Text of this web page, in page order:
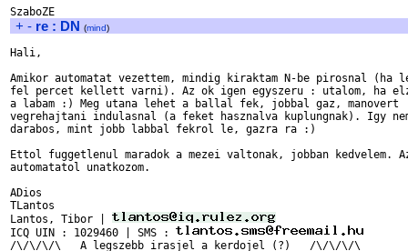
+ - re : DN (mind)
Hali,
Amikor automatat vezettem, mindig kiraktam N-be pirosnal (ha
fel percet kellett varni). Az ok igen egyszeru : utalom, ha
a labam :) Meg utana lehet a ballal fek, jobbal gaz, manovert
vegrehajtani indulasnal (a feket hasznalva kuplungnak). Igy
darabos, mint jobb labbal fekrol le, gazra ra :)
Ettol fuggetlenul maradok a mezei valtonak, jobban kedvelem.
automatatol unatkozom.
ADios
TLantos
Lantos, Tibor |
ICQ UIN : 1029460 | SMS :